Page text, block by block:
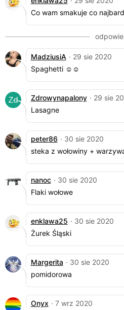
Co wam smakuje co
MadziusiA · 29 sie 2020
Spaghetti ☺️☺️
Zdrowynapalony · 29 sie
Lasagne
peter86 · 30 sie 2020
steka z wołowiny +
nanoc · 30 sie 2020
Flaki wołowe
enklawa25 · 30 sie 2020
Żurek Śląski
Margerita · 30 sie 2020
pomidorowa
Onyx · 7 wrz 2020